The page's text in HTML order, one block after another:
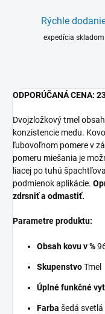
Rýchle
expedícia skladom
ODPORÚČANÁ CENA:
Dvojzložkový tmel
konzistencie medu.
ľubovoľnom pomere v
pomeru miešania je
liacej po tuhú
podmienok aplikácie.
zdrsniť a odmastiť.
Parametre produktu:
Obsah kovu v %
SkupenstvoTmel
Úplné funkčné
Farba šedá svetlá